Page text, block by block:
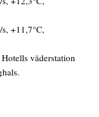
+11,7°C,
väderstation